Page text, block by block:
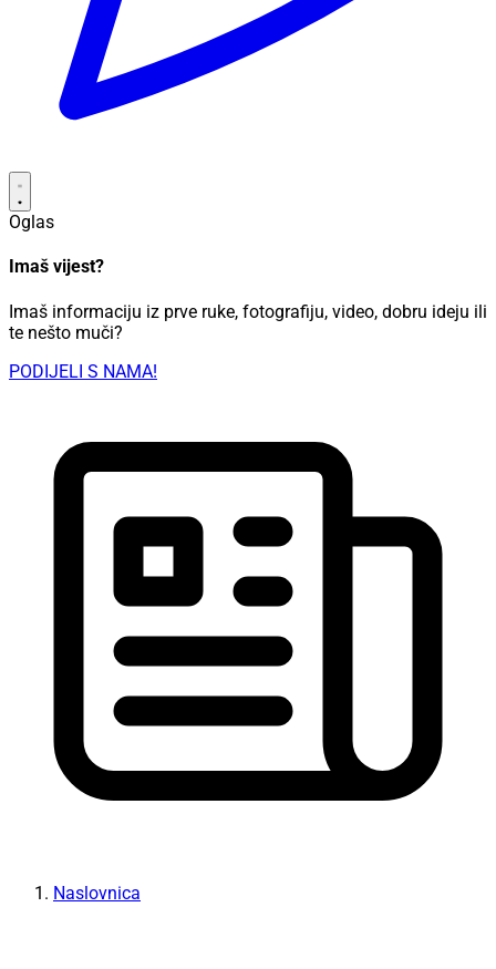
Oglas
Imaš vijest?
Imaš informaciju iz prve ruke, fotografiju, video, dobru ideju ili
te nešto muči?
PODIJELI S NAMA!
Naslovnica